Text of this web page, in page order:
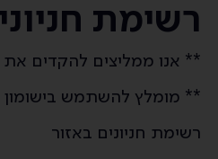
רשימת
** אנו ממליצים להקדים
** מומלץ להשתמש בישומון WAZE **
רשימת חניונים באזור